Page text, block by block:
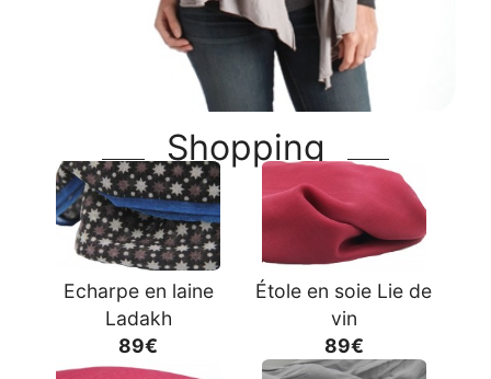
Shopping
Echarpe en laine
Ladakh
89€
Étole en soie Lie de
vin
89€